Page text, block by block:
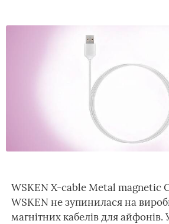
WSKEN X-cable Metal magnetic
WSKEN не зупинилася на
магнітних кабелів для айфонів.